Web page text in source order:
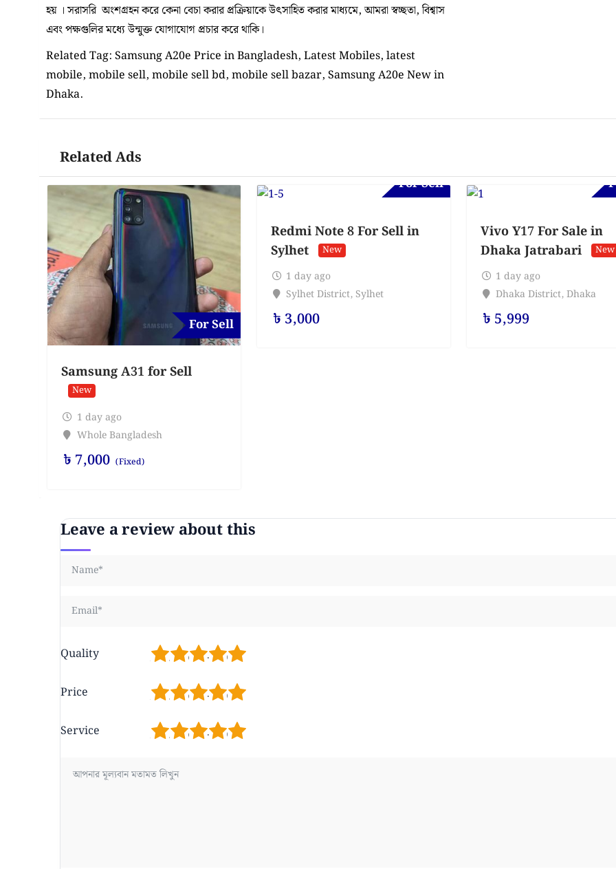
হয় । সরাসরি অংশগ্রহন করে কেনা বেচা করার প্রক্রিয়াকে উৎসাহিত করার মাধ্যমে, আমরা স্বচ্ছতা, বিশ্বাস
এবং পক্ষগুলির মধ্যে উন্মুক্ত যোগাযোগ প্রচার করে থাকি।
Related Tag: Samsung A20e Price in Bangladesh, Latest Mobiles, latest
mobile, mobile sell, mobile sell bd, mobile sell bazar, Samsung A20e New in
Dhaka.
Related Ads
For Sell
Samsung A31 for Sell
New
1 day ago
Whole Bangladesh
৳ 7,000 (Fixed)
For Sell
Redmi Note 8 For Sell in
Sylhet
New
1 day ago
Sylhet District, Sylhet
৳ 3,000
Vivo Y17 For Sale in
Dhaka Jatrabari
New
1 day ago
Dhaka District, Dhaka
৳ 5,999
Leave a review about this
Quality 5
4
3
2
Price 5
4
3
2
Service 5
4
3
2